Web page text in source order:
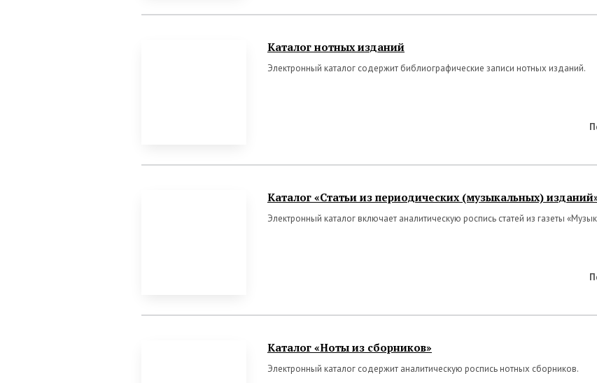
Каталог нотных изданий
Электронный каталог содержит библиографические записи нотных изданий.
Каталог «Статьи из периодических (музыкальных)
Электронный каталог включает аналитическую роспись статей из газеты
Каталог «Ноты из сборников»
Электронный каталог содержит аналитическую роспись нотных сборников.